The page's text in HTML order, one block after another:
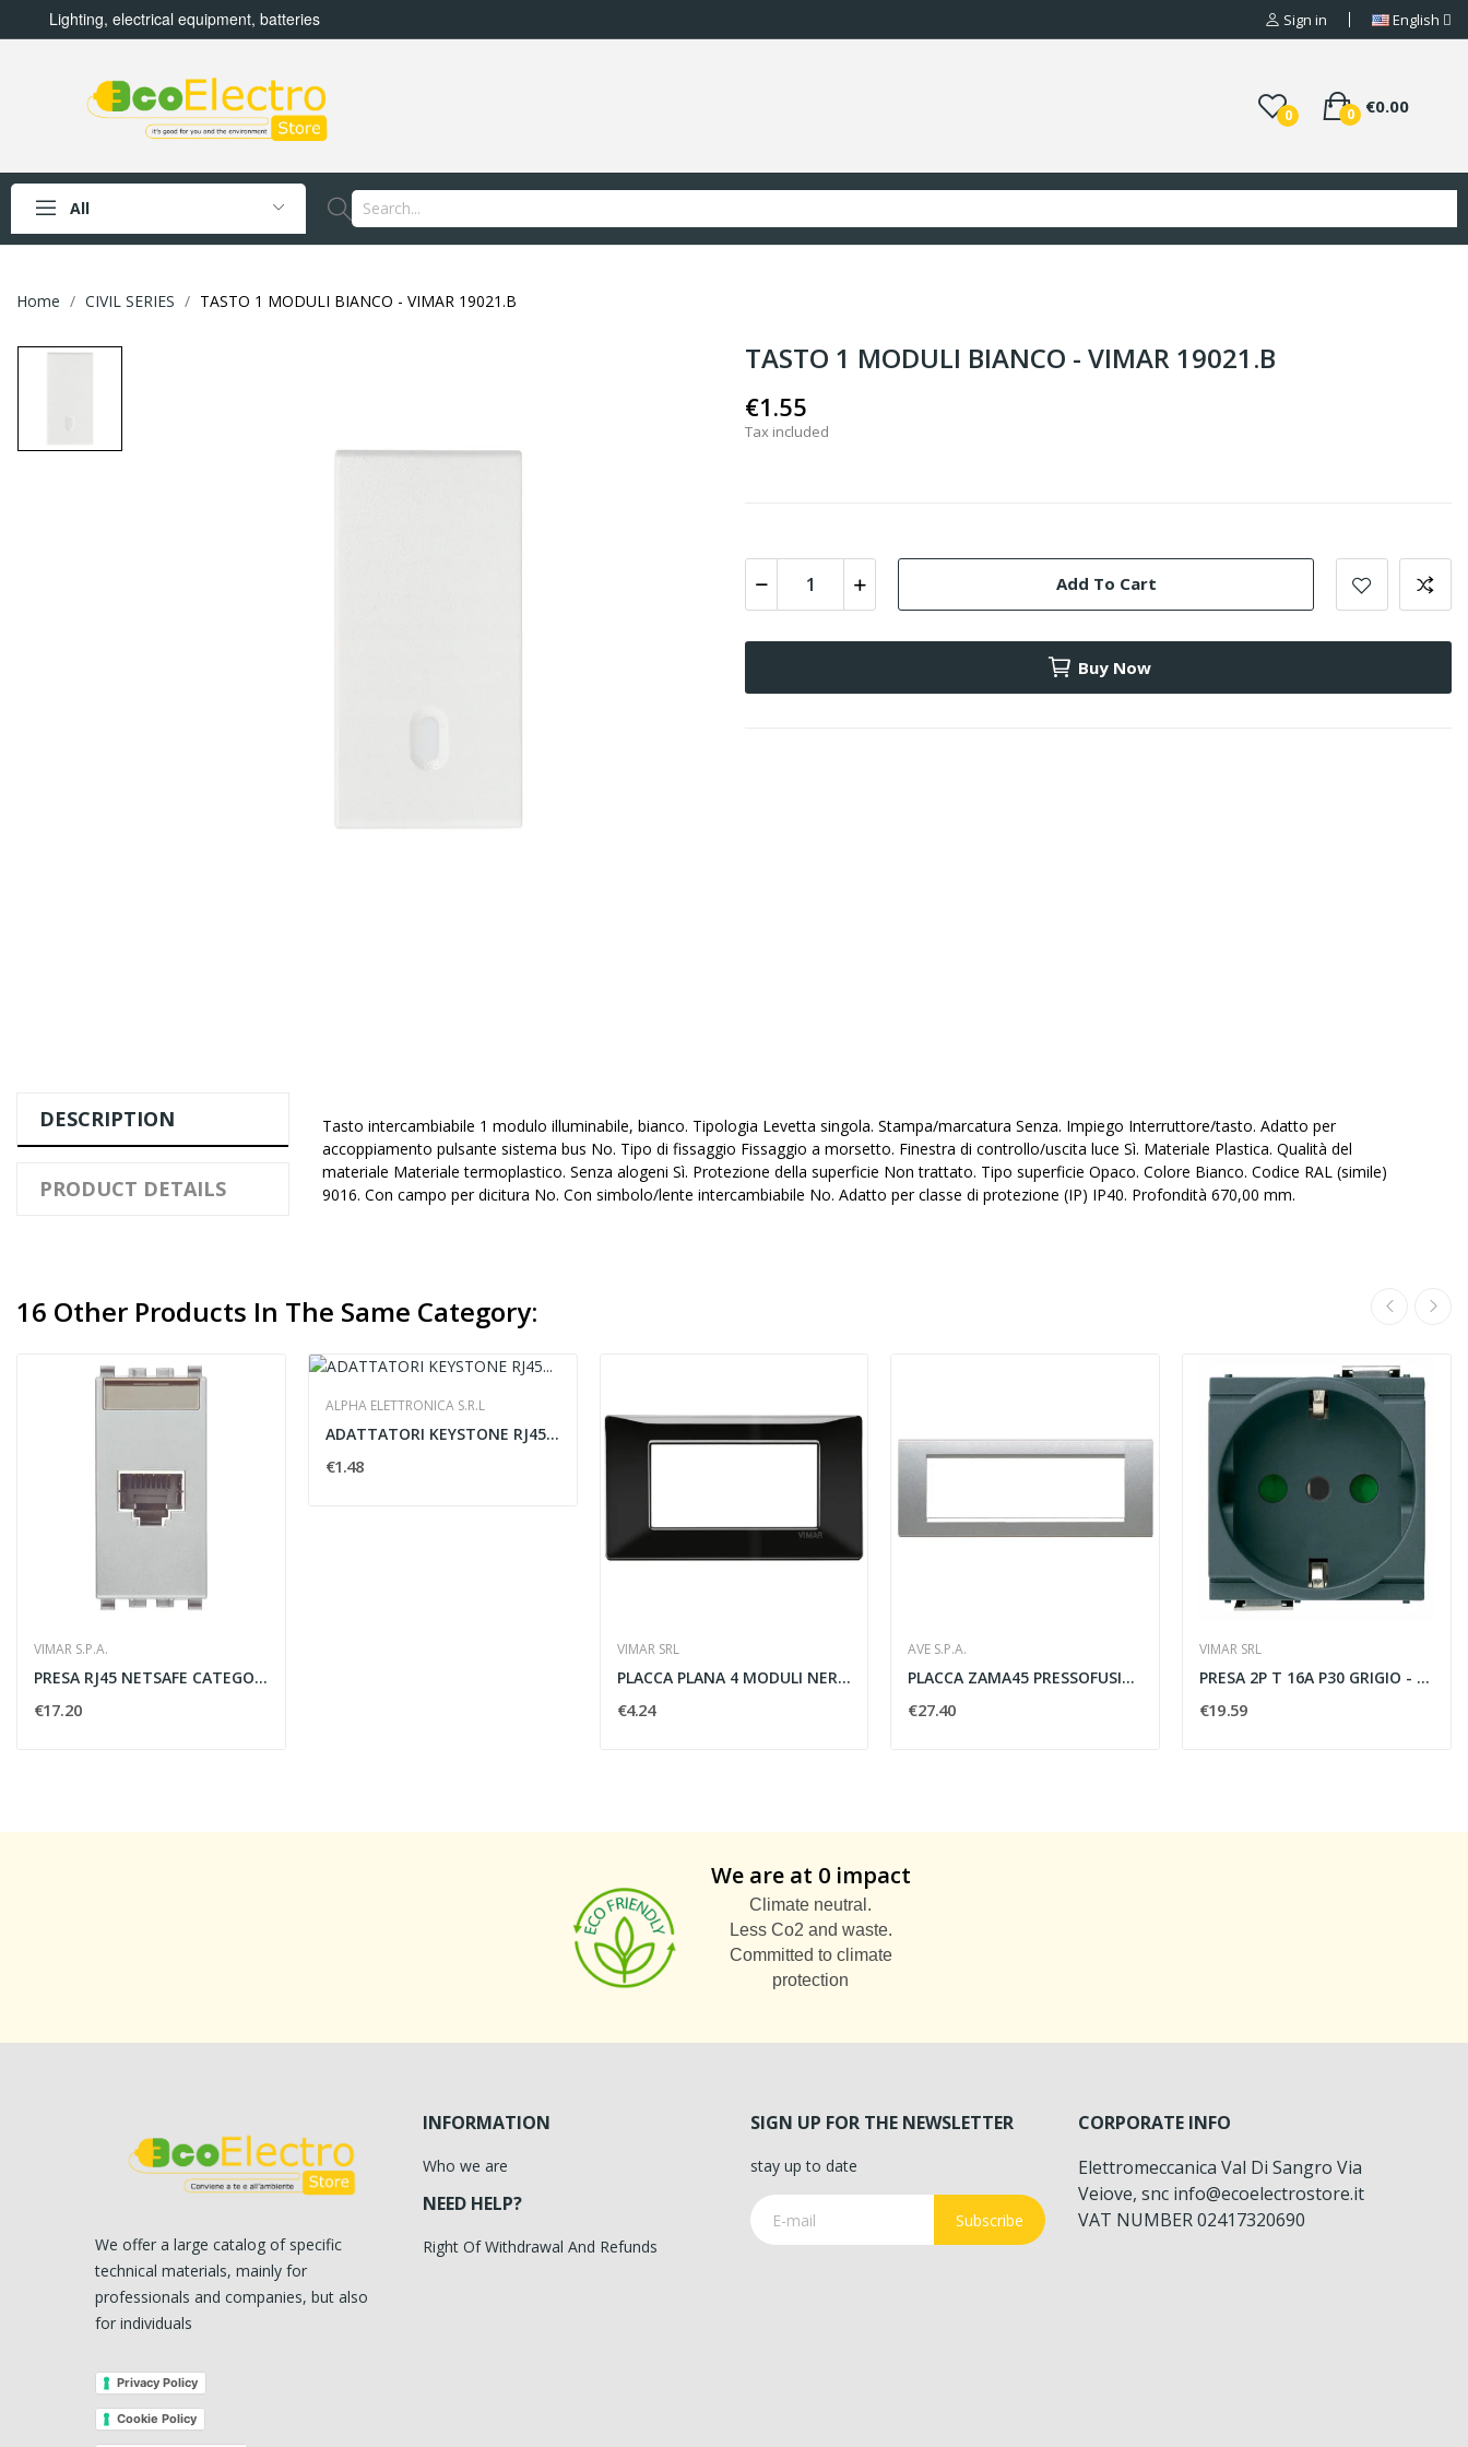
Lighting, electrical equipment, batteries Sign in English
0 €0.00
0
All
Home CIVIL SERIES TASTO 1 MODULI BIANCO - VIMAR 19021.B
TASTO 1 MODULI BIANCO - VIMAR 19021.B
€1.55
Tax included
Add To Cart
Buy Now
DESCRIPTION
PRODUCT DETAILS
Tasto intercambiabile 1 modulo illuminabile, bianco. Tipologia Levetta singola. Stampa/marcatura Senza. Impiego Interruttore/tasto. Adatto per
accoppiamento pulsante sistema bus No. Tipo di fissaggio Fissaggio a morsetto. Finestra di controllo/uscita luce Sì. Materiale Plastica. Qualità del
materiale Materiale termoplastico. Senza alogeni Sì. Protezione della superficie Non trattato. Tipo superficie Opaco. Colore Bianco. Codice RAL (simile)
9016. Con campo per dicitura No. Con simbolo/lente intercambiabile No. Adatto per classe di protezione (IP) IP40. Profondità 670,00 mm.
16 Other Products In The Same Category:
VIMAR S.P.A.
PRESA RJ45 NETSAFE CATEGORIA 5E FTP 110 NEXT -...
€17.20
ALPHA ELETTRONICA S.R.L
ADATTATORI KEYSTONE RJ45 COMPATIBILE VIMAR...
€1.48
VIMAR SRL
PLACCA PLANA 4 MODULI NERO - VIMAR 14654.05
€4.24
AVE S.P.A.
PLACCA ZAMA45 PRESSOFUSIONE 6 MODULI COLORE...
€27.40
VIMAR SRL
PRESA 2P T 16A P30 GRIGIO - VIMAR 17039
€19.59
We are at 0 impact
Climate neutral.
Less Co2 and waste.
Committed to climate
protection
We offer a large catalog of specific
technical materials, mainly for
professionals and companies, but also
for individuals
Privacy Policy
Cookie Policy
INFORMATION
Who we are
NEED HELP?
Right Of Withdrawal And Refunds
SIGN UP FOR THE NEWSLETTER
stay up to date
Subscribe
CORPORATE INFO
Elettromeccanica Val Di Sangro Via
Veiove, snc info@ecoelectrostore.it
VAT NUMBER 02417320690